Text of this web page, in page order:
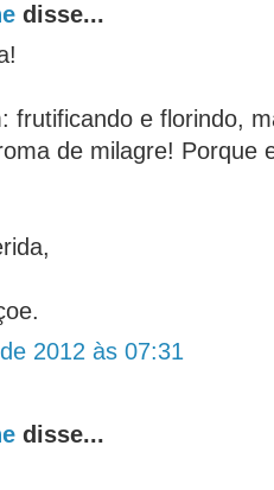
disse...
frutificando e florindo,
de milagre! Porque
2012 às 07:31
disse...